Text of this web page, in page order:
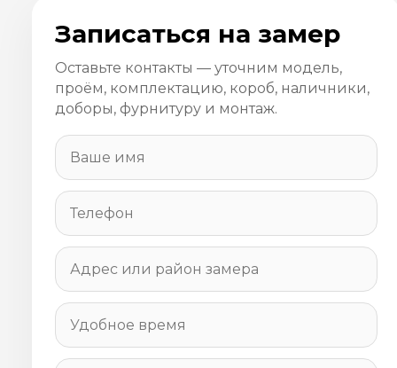
Записаться на замер
Оставьте контакты — уточним модель,
проём, комплектацию, короб, наличники,
доборы, фурнитуру и монтаж.